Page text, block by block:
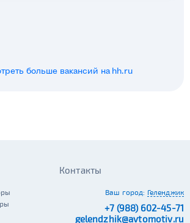
больше вакансий на hh.ru
Контакты
Ваш город: Геленджик
+7 (988) 602-45-71
gelendzhik@avtomotiv.ru